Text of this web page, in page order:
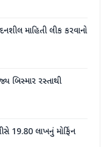
માહિતી લીક કરવાનો
બિસ્માર રસ્તાથી
19.80 લાખનું મોર્ફિન